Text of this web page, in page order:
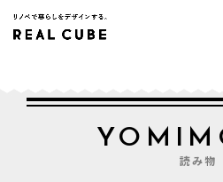
読み物